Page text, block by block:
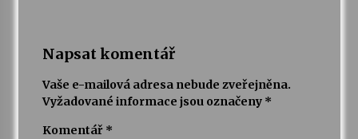
Napsat komentář
Vaše e-mailová adresa nebude zveřejněna.
Vyžadované informace jsou označeny *
Komentář *